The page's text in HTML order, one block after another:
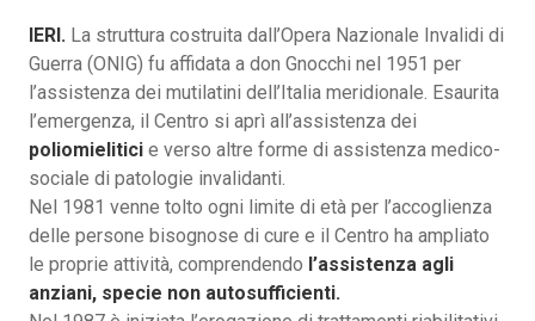
IERI. La struttura costruita dall’Opera Nazionale Invalidi di
Guerra (ONIG) fu affidata a don Gnocchi nel 1951 per
l’assistenza dei mutilatini dell’Italia meridionale. Esaurita
l’emergenza, il Centro si aprì all’assistenza dei
poliomielitici e verso altre forme di assistenza medico-
sociale di patologie invalidanti.
Nel 1981 venne tolto ogni limite di età per l’accoglienza
delle persone bisognose di cure e il Centro ha ampliato
le proprie attività, comprendendo l’assistenza agli
anziani, specie non autosufficienti.